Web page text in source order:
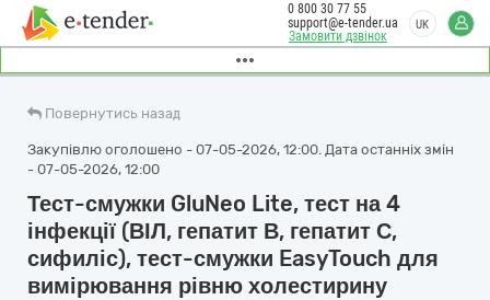
Замовити дзвінок
0 800 30 77 55
support@e-tender.ua
UK
Повернутись назад
Закупівлю оголошено - 07-05-2026, 12:00. Дата останніх змін
- 07-05-2026, 12:00
Тест-смужки GluNeo Lite, тест на 4
інфекції (ВІЛ, гепатит В, гепатит С,
сифиліс), тест-смужки EasyTouch для
вимірювання рівню холестирину